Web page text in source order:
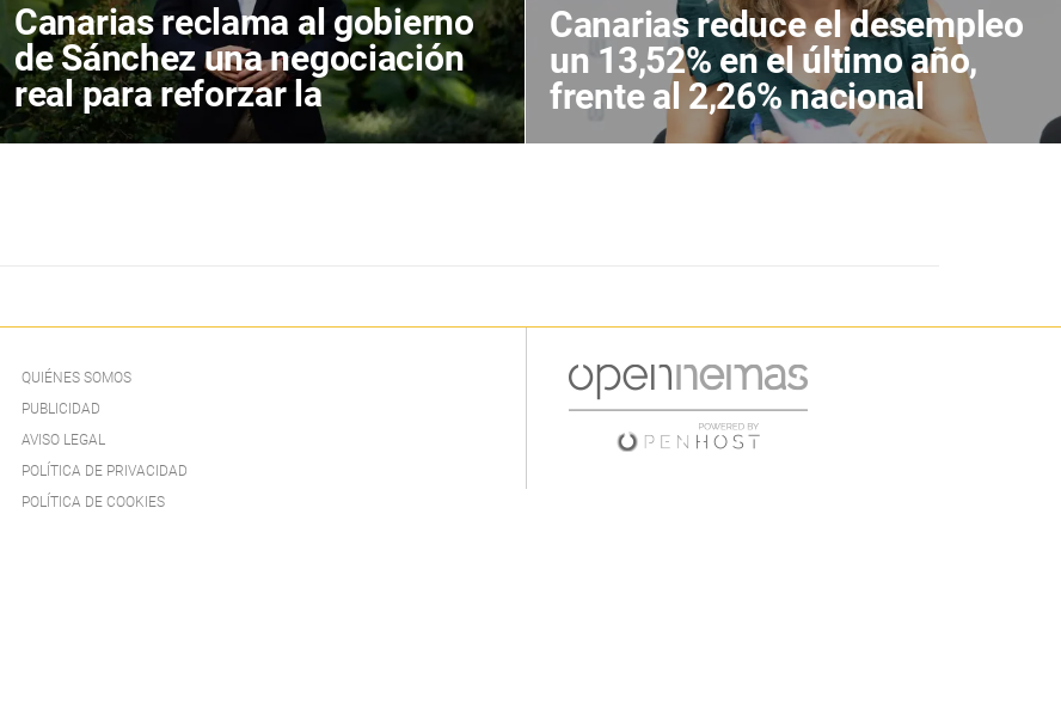
Canarias reclama al gobierno
de Sánchez una negociación
real para reforzar la
prevención frente a incendios
Canarias reduce el desempleo
un 13,52% en el último año,
frente al 2,26% nacional
QUIÉNES SOMOS
PUBLICIDAD
AVISO LEGAL
POLÍTICA DE PRIVACIDAD
POLÍTICA DE COOKIES